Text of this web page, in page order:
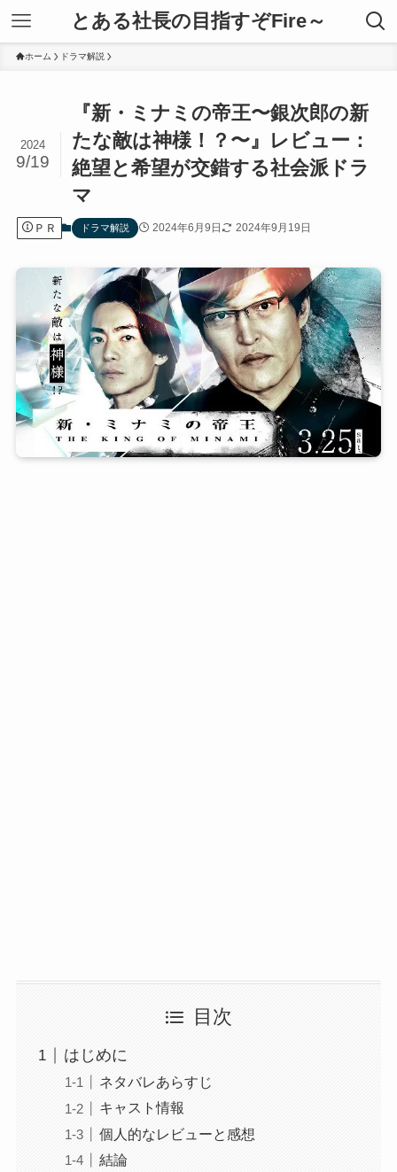
とある社長の目指すぞFire～
ホーム ドラマ解説
『新・ミナミの帝王〜銀次郎の新
たな敵は神様！？〜』レビュー：
絶望と希望が交錯する社会派ドラ
マ
2024
9/19
ＰＲ ドラマ解説 2024年6月9日 2024年9月19日
目次
はじめに
ネタバレあらすじ
キャスト情報
個人的なレビューと感想
結論